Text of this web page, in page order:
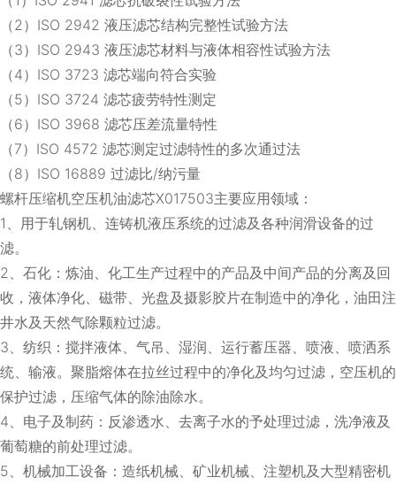
（2）ISO 2942 液压滤芯结构完整性试验方法
（3）ISO 2943 液压滤芯材料与液体相容性试验方法
（4）ISO 3723 滤芯端向符合实验
（5）ISO 3724 滤芯疲劳特性测定
（6）ISO 3968 滤芯压差流量特性
（7）ISO 4572 滤芯测定过滤特性的多次通过法
（8）ISO 16889 过滤比/纳污量
螺杆压缩机空压机油滤芯X017503主要应用领域：
1、用于轧钢机、连铸机液压系统的过滤及各种润滑设备的过
滤。
2、石化：炼油、化工生产过程中的产品及中间产品的分离及回
收，液体净化、磁带、光盘及摄影胶片在制造中的净化，油田注
井水及天然气除颗粒过滤。
3、纺织：搅拌液体、气吊、湿润、运行蓄压器、喷液、喷洒系
统、输液。聚脂熔体在拉丝过程中的净化及均匀过滤，空压机的
保护过滤，压缩气体的除油除水。
4、电子及制药：反渗透水、去离子水的予处理过滤，洗净液及
葡萄糖的前处理过滤。
5、机械加工设备：造纸机械、矿业机械、注塑机及大型精密机